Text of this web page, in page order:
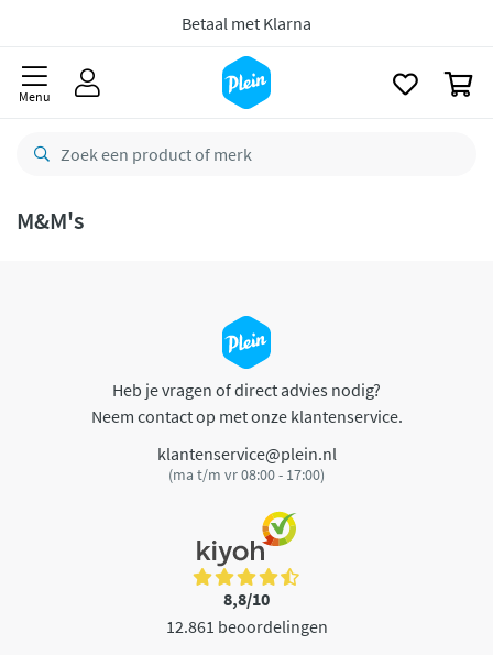
Betaal met Klarna
Menu
M&M's
Heb je vragen of direct advies nodig?
Neem contact op met onze klantenservice.
klantenservice@plein.nl
(ma t/m vr 08:00 - 17:00)
8,8/10
12.861 beoordelingen